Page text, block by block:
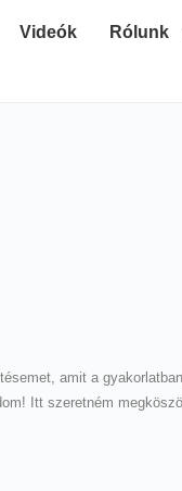
Videók Rólunk
amit a
Itt szeretném